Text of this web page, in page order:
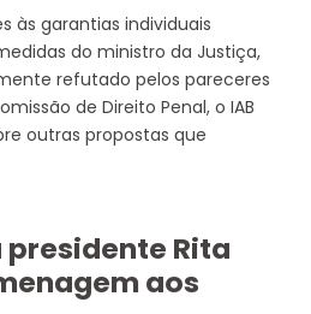
às garantias individuais
do ministro da Justiça,
refutado pelos pareceres
de Direito Penal, o IAB
outras propostas que
Rita
aos